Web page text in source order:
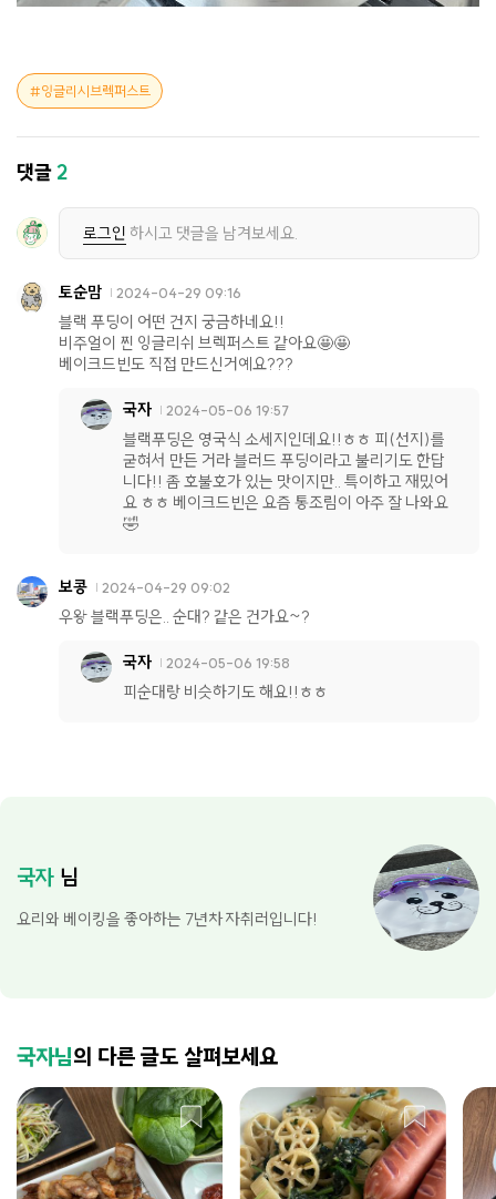
잉글리시브렉퍼스트
댓글2
로그인 하시고 댓글을 남겨보세요.
토순맘 2024-04-29 09:16
블랙 푸딩이 어떤 건지 궁금하네요!!
비주얼이 찐 잉글리쉬 브렉퍼스트 같아요🤩🤩
베이크드빈도 직접 만드신거예요???
국자 2024-05-06 19:57
블랙푸딩은 영국식 소세지인데요!!ㅎㅎ 피(선지)를
굳혀서 만든 거라 블러드 푸딩이라고 불리기도 한답
니다!! 좀 호불호가 있는 맛이지만.. 특이하고 재밌어
요 ㅎㅎ 베이크드빈은 요즘 통조림이 아주 잘 나와요
🤣
보콩 2024-04-29 09:02
우왕 블랙푸딩은.. 순대? 같은 건가요~?
국자 2024-05-06 19:58
피순대랑 비슷하기도 해요!!ㅎㅎ
국자 님
요리와 베이킹을 좋아하는 7년차 자취러입니다!
국자님의 다른 글도 살펴보세요